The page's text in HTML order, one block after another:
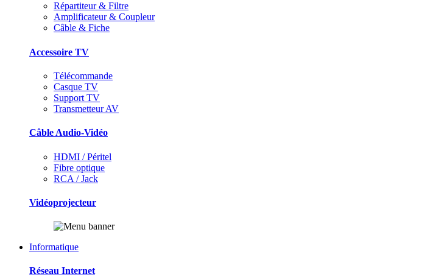
Répartiteur & Filtre
Amplificateur & Coupleur
Câble & Fiche
Accessoire TV
Télécommande
Casque TV
Support TV
Transmetteur AV
Câble Audio-Vidéo
HDMI / Péritel
Fibre optique
RCA / Jack
Vidéoprojecteur
Informatique
Réseau Internet